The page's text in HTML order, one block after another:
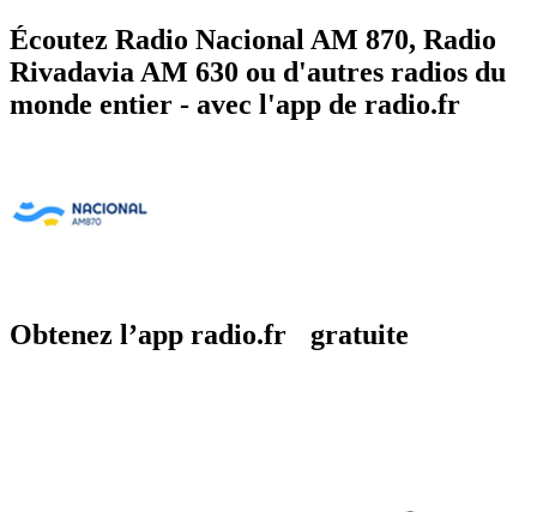
Écoutez Radio Nacional AM 870, Radio
Rivadavia AM 630 ou d'autres radios du
monde entier - avec l'app de radio.fr
Obtenez l’app radio.fr gratuite